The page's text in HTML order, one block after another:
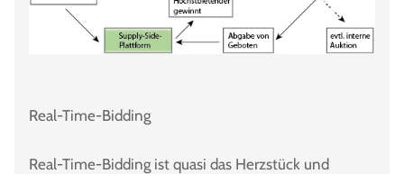
Real-Time-Bidding
Real-Time-Bidding ist quasi das Herzstück und